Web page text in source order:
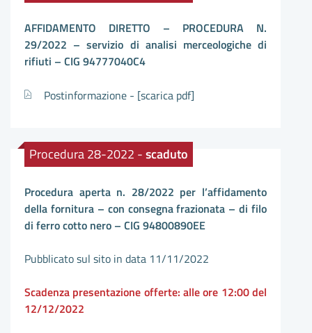
AFFIDAMENTO DIRETTO – PROCEDURA N.
29/2022 – servizio di analisi merceologiche di
rifiuti – CIG 94777040C4
Postinformazione - [scarica pdf]
Procedura 28-2022 -scaduto
Procedura aperta n. 28/2022 per l’affidamento
della fornitura – con consegna frazionata – di filo
di ferro cotto nero – CIG 94800890EE
Pubblicato sul sito in data 11/11/2022
Scadenza presentazione offerte: alle ore 12:00 del
12/12/2022